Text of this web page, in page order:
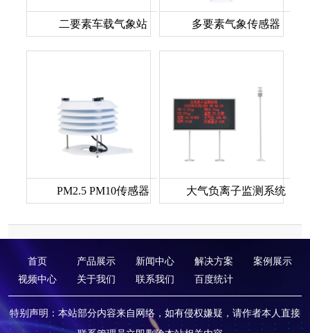
二要素车载气象站 多要素气象传感器
PM2.5 PM10传感器 大气负离子监测系统
首页 产品展示 新闻中心 解决方案
案例展示
视频中心
关于我们 联系我们 百度统计
特别声明：本站部分内容来自网络，如有侵权嫌疑，请作者本人直接